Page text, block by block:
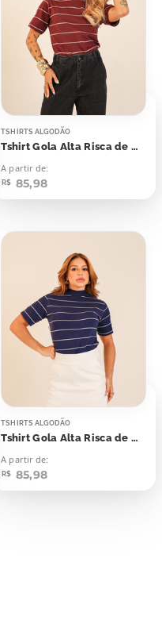
TSHIRTS ALGODÃO
Tshirt Gola Alta Risca de Giz Cereja Laqueada
A partir de:
R$ 85,98
TSHIRTS ALGODÃO
Tshirt Gola Alta Risca de Giz Azul Marinho
A partir de:
R$ 85,98